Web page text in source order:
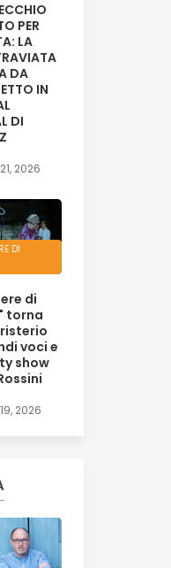
PER
LA
DA
IN
DI
2026
DI
di
torna
voci e
show
2026